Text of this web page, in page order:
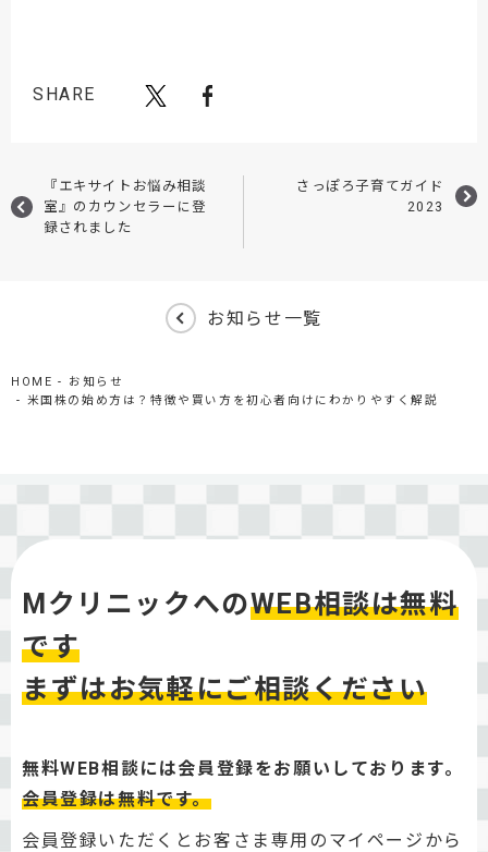
SHARE
『エキサイトお悩み相談
室』のカウンセラーに登
録されました
さっぽろ子育てガイド
2023
お知らせ一覧
HOME
お知らせ
米国株の始め方は？特徴や買い方を初心者向けにわかりやすく解説
MクリニックへのWEB相談は無料
です
まずはお気軽にご相談ください
無料WEB相談には会員登録をお願いしております。
会員登録は無料です。
会員登録いただくとお客さま専用のマイページから